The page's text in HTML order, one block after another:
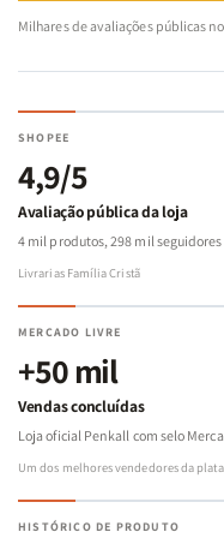
Milhares de avaliações públicas
SHOPEE
4,9/5
Avaliação pública da loja
4 mil produtos, 298 mil
Livrarias Família Cristã
MERCADO LIVRE
+50 mil
Vendas concluídas
Loja oficial Penkall com selo
Um dos melhores vendedores da
HISTÓRICO DE PRODUTO